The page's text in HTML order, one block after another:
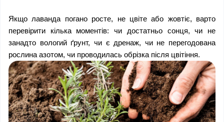
Якщо лаванда погано росте, не цвіте або жовтіє, варто
перевірити кілька моментів: чи достатньо сонця, чи не
занадто вологий ґрунт, чи є дренаж, чи не перегодована
рослина азотом, чи проводилась обрізка після цвітіння.